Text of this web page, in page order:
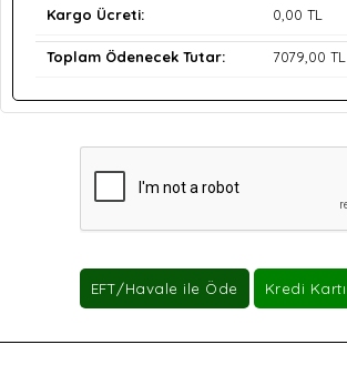
Kargo Ücreti: 0 ,00 TL
Toplam Ödenecek Tutar: 7079 ,00 TL